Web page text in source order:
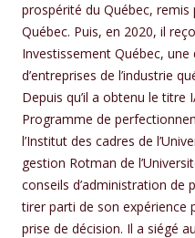
prospérité du Québec,
Québec. Puis, en 2020, il
Investissement Québec,
d’entreprises de l’industrie
Depuis qu’il a obtenu le titre
Programme de
l’Institut des cadres de
gestion Rotman de
conseils d’administration de
tirer parti de son expérience
prise de décision. Il a siégé